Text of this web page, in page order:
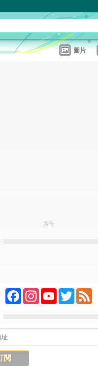
圖片
廣告
FacebookInstagramYouTubeTwitter